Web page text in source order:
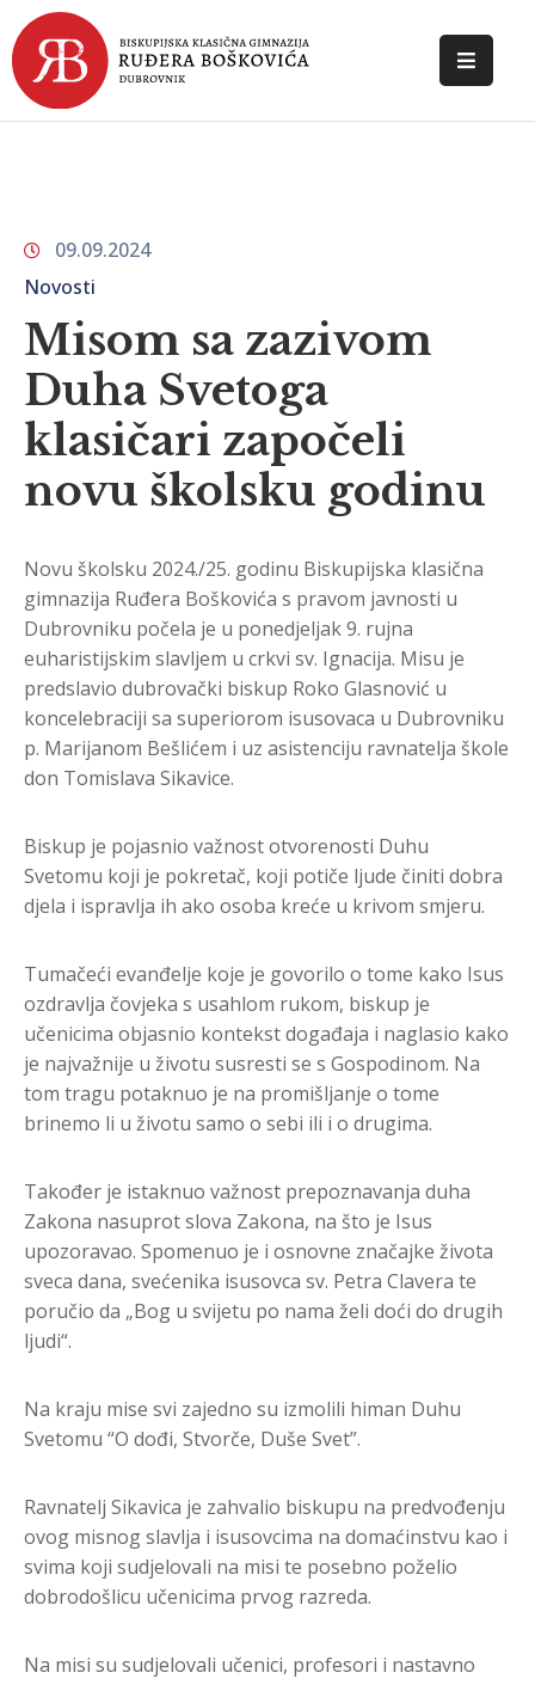
POČETNA
DOKUMENTI
KONTAKT
09.09.2024
Novosti
Misom sa zazivom
Duha Svetoga
klasičari započeli
novu školsku godinu
Novu školsku 2024./25. godinu Biskupijska klasična
gimnazija Ruđera Boškovića s pravom javnosti u
Dubrovniku počela je u ponedjeljak 9. rujna
euharistijskim slavljem u crkvi sv. Ignacija. Misu je
predslavio dubrovački biskup Roko Glasnović u
koncelebraciji sa superiorom isusovaca u Dubrovniku
p. Marijanom Bešlićem i uz asistenciju ravnatelja škole
don Tomislava Sikavice.
Biskup je pojasnio važnost otvorenosti Duhu
Svetomu koji je pokretač, koji potiče ljude činiti dobra
djela i ispravlja ih ako osoba kreće u krivom smjeru.
Tumačeći evanđelje koje je govorilo o tome kako Isus
ozdravlja čovjeka s usahlom rukom, biskup je
učenicima objasnio kontekst događaja i naglasio kako
je najvažnije u životu susresti se s Gospodinom. Na
tom tragu potaknuo je na promišljanje o tome
brinemo li u životu samo o sebi ili i o drugima.
Također je istaknuo važnost prepoznavanja duha
Zakona nasuprot slova Zakona, na što je Isus
upozoravao. Spomenuo je i osnovne značajke života
sveca dana, svećenika isusovca sv. Petra Clavera te
poručio da „Bog u svijetu po nama želi doći do drugih
ljudi“.
Na kraju mise svi zajedno su izmolili himan Duhu
Svetomu “O dođi, Stvorče, Duše Svet”.
Ravnatelj Sikavica je zahvalio biskupu na predvođenju
ovog misnog slavlja i isusovcima na domaćinstvu kao i
svima koji sudjelovali na misi te posebno poželio
dobrodošlicu učenicima prvog razreda.
Na misi su sudjelovali učenici, profesori i nastavno